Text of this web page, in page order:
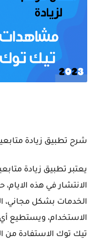
شرح تطبيق زيادة
يعتبر تطبيق زيادة
الانتشار في هذه
الخدمات بشكل
الاستخدام،
تيك توك الاستفادة من